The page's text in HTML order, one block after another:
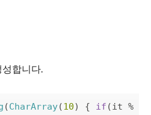
합니다.
(CharArray(10) { if (it %